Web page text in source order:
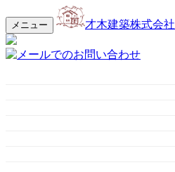
メニュー 才木建築株式会社